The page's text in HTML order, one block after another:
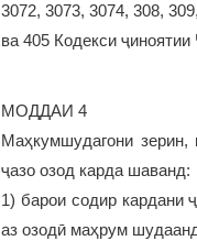
3072, 3073, 3074, 308,
ва 405 Кодекси
МОДДАИ 4
Маҳкумшудагони
ҷазо озод карда шаванд:
1) барои содир кардани
аз озодӣ маҳрум